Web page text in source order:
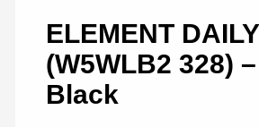
ELEMENT DAILY
(W5WLB2 328)
Black